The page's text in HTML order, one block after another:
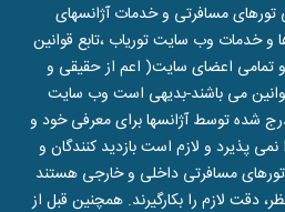
مسافرتی و خدمات آژانسهای
و خدمات وب سایت توریاب ،تابع قوانین
تمامی اعضای سایت( اعم از حقیقی و
می باشند-بدیهی است وب سایت
شده توسط آژانسها برای معرفی خود و
پذیرد و لازم است بازدید کنندگان و
مسافرتی داخلی و خارجی هستند
دقت لازم را بکارگیرند. همچنین قبل از